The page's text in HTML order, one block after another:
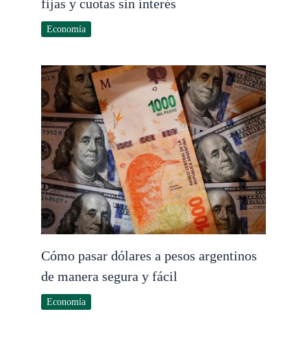
fijas y cuotas sin interés
Economía
Cómo pasar dólares a pesos argentinos
de manera segura y fácil
Economía